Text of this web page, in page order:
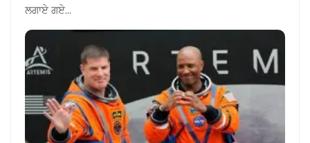
ਲਗਾਏ ਗਏ…